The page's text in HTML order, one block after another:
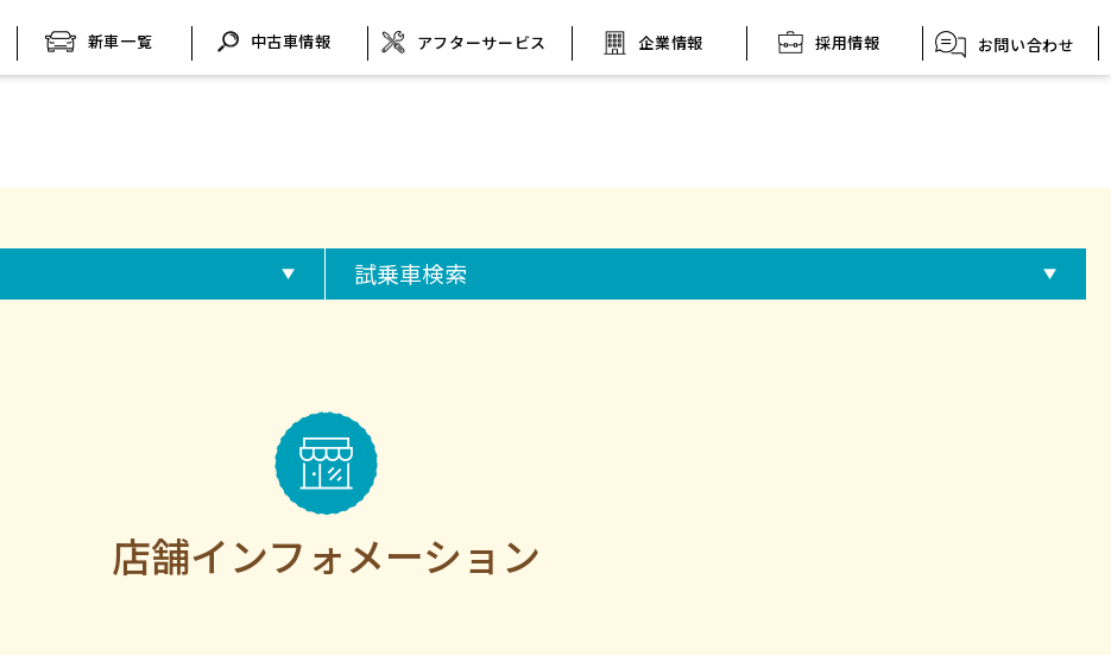
新車一覧 中古車情報 アフターサービス 企業情報 採用情報 お問い合わせ
試乗車検索
店舗インフォメーション